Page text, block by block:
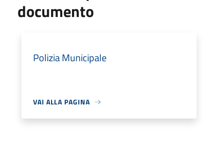
documento
Polizia Municipale
VAI ALLA PAGINA